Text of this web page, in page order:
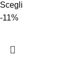
Scegli
-11%